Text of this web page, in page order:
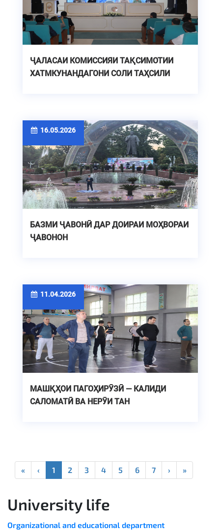
ҶАЛАСАИ КОМИССИЯИ ТАҚСИМОТИИ
ХАТМКУНАНДАГОНИ СОЛИ ТАҲСИЛИ
16.05.2026
БАЗМИ ҶАВОНӢ ДАР ДОИРАИ МОҲВОРАИ
ҶАВОНОН
11.04.2026
МАШҚҲОИ ПАГОҲИРӮЗӢ — КАЛИДИ
САЛОМАТӢ ВА НЕРӮИ ТАН
« ‹ 1 2 3 4 5 6 7 › »
University life
Organizational and educational department